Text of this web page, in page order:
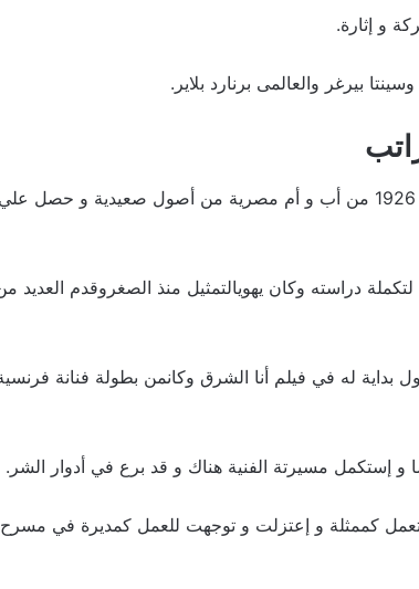
و إثارة.
بيرغر والعالمى برنارد بلاير.
ولد الفنان جميل راتب في عام 1926 من أب و أم مصرية من أصول صعيدية
دراسته وكان يهويالتمثيل منذ الصغروقدم
بداية له في فيلم أنا الشرق وكانمن بطولة فنانة
و إستكمل مسيرتة الفنية هناك و قد برع في أدوار الشر.
كممثلة و إعتزلت و توجهت للعمل كمديرة في مسرح